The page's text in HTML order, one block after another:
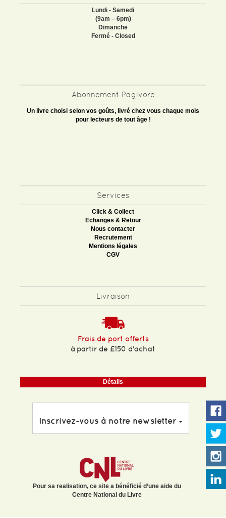
Lundi - Samedi
(9am – 6pm)
Dimanche
Fermé - Closed
Abonnement Pagivore
Un livre choisi selon vos goûts, livré chez vous chaque mois
pour lecteurs de tout âge !
Services
Click & Collect
Echanges & Retour
Nous contacter
Recrutement
Mentions légales
CGV
Livraison
Frais de port offerts
à partir de £150 d'achat
Détails
Inscrivez-vous à notre newsletter
Pour sa realisation, ce site a bénéficié d’une aide du
Centre National du Livre